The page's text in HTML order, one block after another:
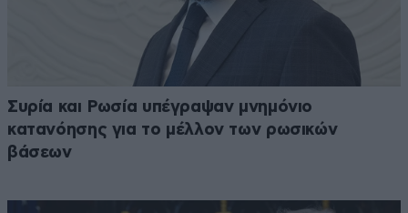
Συρία και Ρωσία υπέγραψαν μνημόνιο
κατανόησης για το μέλλον των ρωσικών
βάσεων